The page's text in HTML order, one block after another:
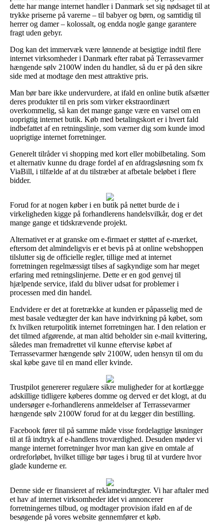
dette har mange internet handler i Danmark set sig nødsaget til at
trykke priserne på varerne – til babyer og børn, og samtidig til
herrer og damer – kolossalt, og endda nogle gange garantere
fragt uden gebyr.
Dog kan det immervæk være lønnende at besigtige indtil flere
internet virksomheder i Danmark efter rabat på Terrassevarmer
hængende sølv 2100W inden du handler, så du er på den sikre
side med at modtage den mest attraktive pris.
Man bør bare ikke undervurdere, at ifald en online butik afsætter
deres produkter til en pris som virker ekstraordinært
overkommelig, så kan det mange gange være en varsel om en
uoprigtig internet butik. Køb med betalingskort er i hvert fald
indbefattet af en retningslinje, som værner dig som kunde imod
uoprigtige internet forretninger.
Generelt tilråder vi shopping med kort eller mobilbetaling. Som
et alternativ kunne du drage fordel af en afdragsløsning som fx
ViaBill, i tilfælde af at du tilstræber at afbetale beløbet i flere
bidder.
Forud for at nogen køber i en butik på nettet burde de i
virkeligheden kigge på forhandlerens handelsvilkår, dog er det
mange gange et tidskrævende projekt.
Alternativet er at granske om e-firmaet er støttet af e-mærket,
eftersom det almindeligvis er et bevis på at online webshoppen
tilslutter sig de officielle regler, tillige med at internet
forretningen regelmæssigt tilses af sagkyndige som har meget
erfaring med retningslinjerne. Dette er en god genvej til
hjælpende service, ifald du bliver udsat for problemer i
processen med din handel.
Endvidere er det at foretrække at kunden er påpasselig med de
mest basale vedtægter der kan have indvirkning på købet, som
fx hvilken returpolitik internet forretningen har. I den relation er
det tilmed afgørende, at man altid beholder sin e-mail kvittering,
således man fremadrettet vil kunne eftervise købet af
Terrassevarmer hængende sølv 2100W, uden hensyn til om du
skal købe gave til en mand eller kvinde.
Trustpilot genererer regulære sikre muligheder for at kortlægge
adskillige tidligere køberes domme og derved er det klogt, at du
undersøger e-forhandlerens anmeldelser af Terrassevarmer
hængende sølv 2100W forud for at du lægger din bestilling.
Facebook fører til på samme måde visse fordelagtige løsninger
til at få indtryk af e-handlens troværdighed. Desuden møder vi
mange internet forretninger hvor man kan give en omtale af
ordreforløbet, hvilket tillige bør tages i brug til at vurdere hvor
glade kunderne er.
Denne side er finansieret af reklameindtægter. Vi har aftaler med
et hav af internet virksomheder idet vi annoncerer
forretningernes tilbud, og modtager provision ifald en af de
besøgende på vores website gennemfører et køb.